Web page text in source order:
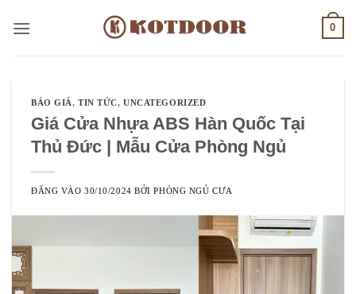
qua
0
BÁO GIÁ,TIN TỨC,UNCATEGORIZED
Giá Cửa Nhựa ABS Hàn Quốc Tại
Thủ Đức | Mẫu Cửa Phòng Ngủ
ĐĂNG VÀO30/10/2024 BỞIPHÒNG NGỦ CƯA